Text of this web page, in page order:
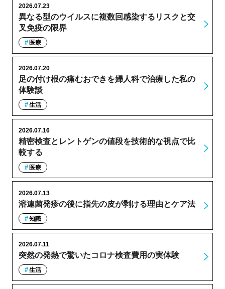
異なる型のウイルスに複数回感染するリスクと交
叉免疫の限界
2026.07.23
医療
足の付け根の痛むおできを婦人科で治療した私の
体験談
2026.07.20
生活
精密検査とレントゲンの値段を技術的な視点で比
較する
2026.07.16
医療
溶連菌発疹の後に指先の皮が剥ける理由とケア法
2026.07.13
知識
突然の発熱で驚いたコロナ検査費用の実体験
2026.07.11
生活